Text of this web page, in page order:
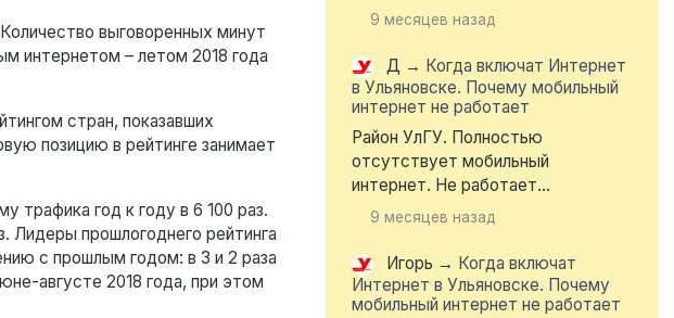
выговоренных минут
интернетом – летом 2018 года
стран, показавших
позицию в рейтинге занимает
трафика год к году в 6 100 раз.
Лидеры прошлогоднего рейтинга
с прошлым годом: в 3 и 2 раза
августе 2018 года, при этом
9 месяцев назад
Д → Когда включат Интернет
в Ульяновске. Почему мобильный
интернет не работает
Район УлГУ. Полностью
отсутствует мобильный
интернет. Не работает...
9 месяцев назад
Игорь → Когда включат
Интернет в Ульяновске. Почему
мобильный интернет не работает